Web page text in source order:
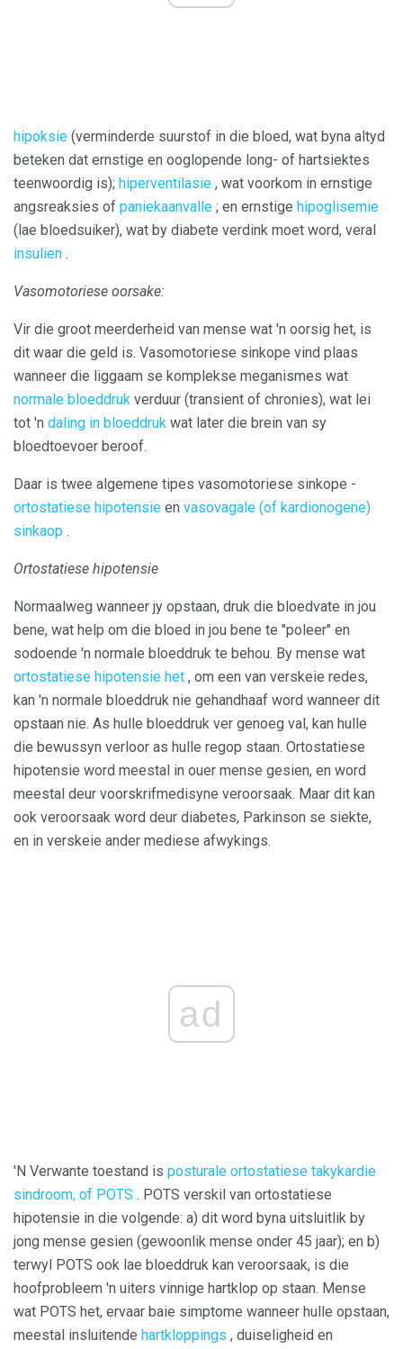
hipoksie (verminderde suurstof in die bloed, wat byna altyd
beteken dat ernstige en ooglopende long- of hartsiektes
teenwoordig is); hiperventilasie , wat voorkom in ernstige
angsreaksies of paniekaanvalle ; en ernstige hipoglisemie
(lae bloedsuiker), wat by diabete verdink moet word, veral
insulien .
Vasomotoriese oorsake:
Vir die groot meerderheid van mense wat 'n oorsig het, is
dit waar die geld is. Vasomotoriese sinkope vind plaas
wanneer die liggaam se komplekse meganismes wat
normale bloeddruk verduur (transient of chronies), wat lei
tot 'n daling in bloeddruk wat later die brein van sy
bloedtoevoer beroof.
Daar is twee algemene tipes vasomotoriese sinkope -
ortostatiese hipotensie en vasovagale (of kardionogene)
sinkaop .
Ortostatiese hipotensie
Normaalweg wanneer jy opstaan, druk die bloedvate in jou
bene, wat help om die bloed in jou bene te "poleer" en
sodoende 'n normale bloeddruk te behou. By mense wat
ortostatiese hipotensie het , om een ​​van verskeie redes,
kan 'n normale bloeddruk nie gehandhaaf word wanneer dit
opstaan ​​nie. As hulle bloeddruk ver genoeg val, kan hulle
die bewussyn verloor as hulle regop staan. Ortostatiese
hipotensie word meestal in ouer mense gesien, en word
meestal deur voorskrifmedisyne veroorsaak. Maar dit kan
ook veroorsaak word deur diabetes, Parkinson se siekte,
en in verskeie ander mediese afwykings.
ad
'N Verwante toestand is posturale ortostatiese takykardie
sindroom, of POTS . POTS verskil van ortostatiese
hipotensie in die volgende: a) dit word byna uitsluitlik by
jong mense gesien (gewoonlik mense onder 45 jaar); en b)
terwyl POTS ook lae bloeddruk kan veroorsaak, is die
hoofprobleem 'n uiters vinnige hartklop op staan. Mense
wat POTS het, ervaar baie simptome wanneer hulle opstaan,
meestal insluitende hartkloppings , duiseligheid en